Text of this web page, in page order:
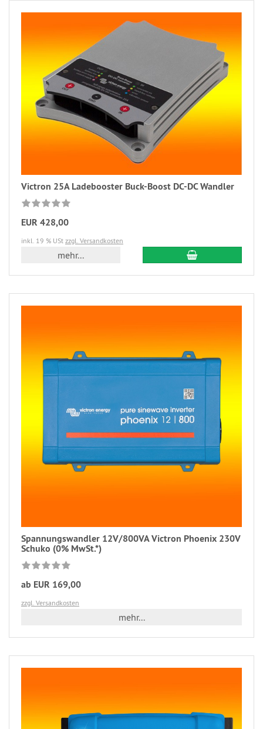
Victron 25A Ladebooster Buck-Boost DC-DC Wandler
EUR 428,00
inkl. 19 % USt zzgl. Versandkosten
mehr...
Spannungswandler 12V/800VA Victron Phoenix 230V
Schuko (0% MwSt.*)
ab EUR 169,00
zzgl. Versandkosten
mehr...